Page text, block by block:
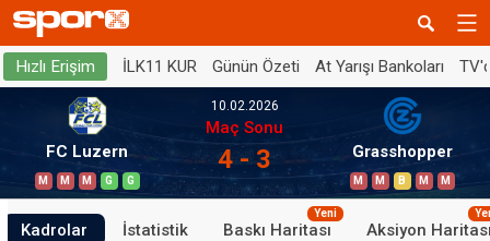
Hızlı Erişim İLK11 KUR Günün Özeti At Yarışı Bankoları
FC Luzern
M M M G G
10.02.2026
Maç Sonu
4 - 3 Grasshopper
M M B M M
Kadrolar İstatistik Baskı Haritası
Yeni
Aksiyon